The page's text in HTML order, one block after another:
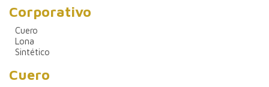
Corporativo
Cuero
Lona
Sintético
Cuero